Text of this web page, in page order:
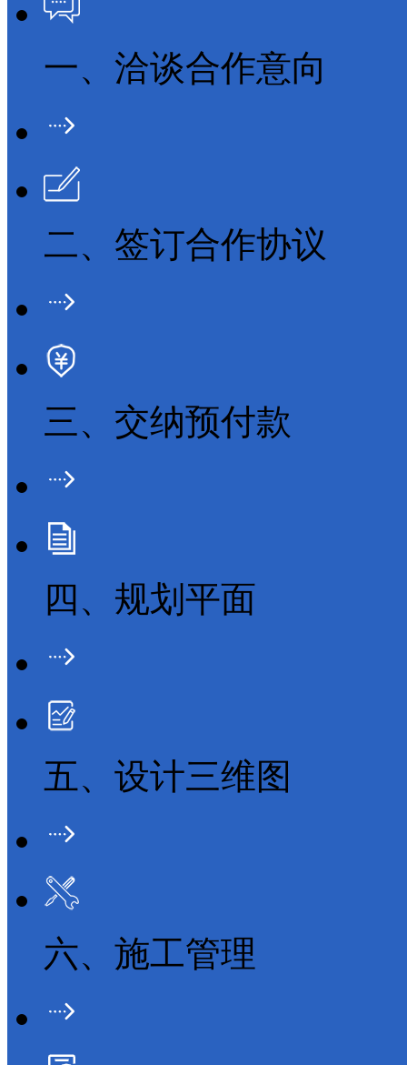
一、洽谈合作意向
二、签订合作协议
三、交纳预付款
四、规划平面
五、设计三维图
六、施工管理